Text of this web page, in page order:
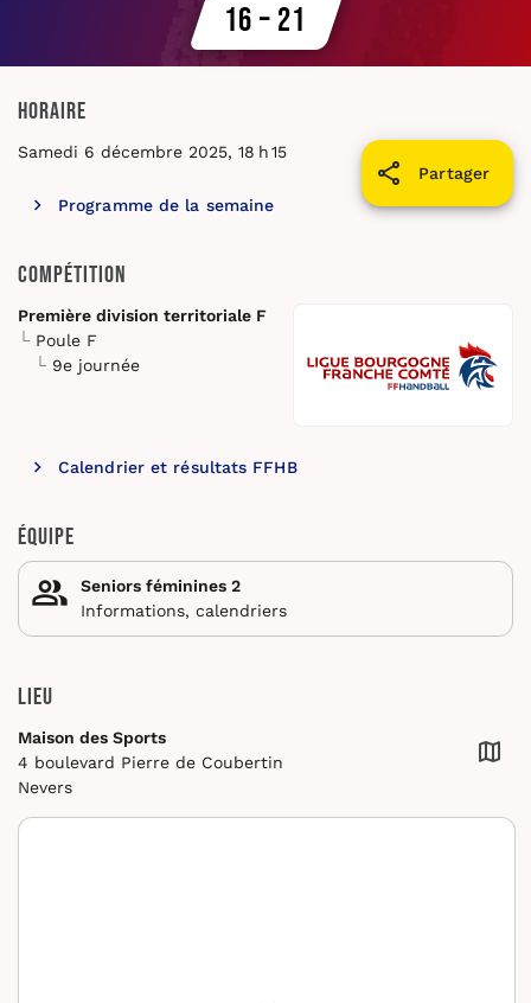
16 – 21
Horaire
Partager
Samedi 6 décembre 2025, 18 h 15
Programme de la semaine
Compétition
Première division territoriale F
Poule F
9e journée
Calendrier et résultats FFHB
Équipe
Seniors féminines 2
Informations, calendriers
Lieu
Maison des Sports
4 boulevard Pierre de Coubertin
Nevers